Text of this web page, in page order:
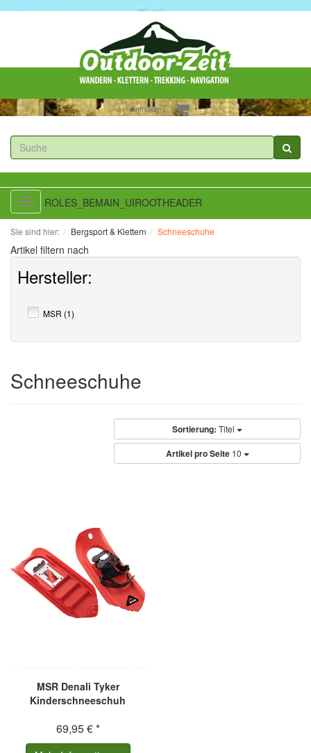
Anmelden
Toggle
navigation
ROLES_BEMAIN_UIROOTHEADER
Sie sind hier: Bergsport & Klettern Schneeschuhe
Artikel filtern nach
Hersteller:
MSR (1)
Schneeschuhe
Sortierung: Titel
Artikel pro Seite 10
MSR Denali Tyker
Kinderschneeschuh
69,95 € *